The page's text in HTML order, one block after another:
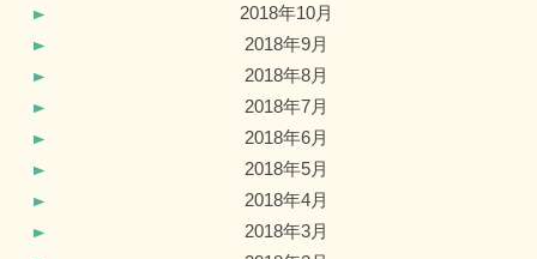
2018年10月
2018年9月
2018年8月
2018年7月
2018年6月
2018年5月
2018年4月
2018年3月